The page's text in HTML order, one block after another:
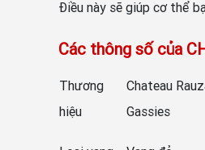
Điều này sẽ giúp cơ thể
Các thông số của
Thương
hiệu
Chateau
Gassies